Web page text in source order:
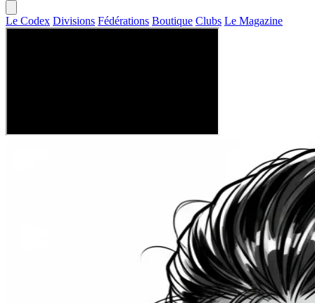
Le Codex Divisions Fédérations Boutique Clubs Le Magazine